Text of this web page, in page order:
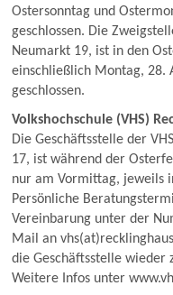
Ostersonntag und
geschlossen. Die
Neumarkt 19, ist in den
einschließlich Montag, 28.
geschlossen.
Volkshochschule (VHS)
Die Geschäftsstelle der
17, ist während der
nur am Vormittag, jeweils
Persönliche
Vereinbarung unter der
Mail an
die Geschäftsstelle wieder
Weitere Infos unter